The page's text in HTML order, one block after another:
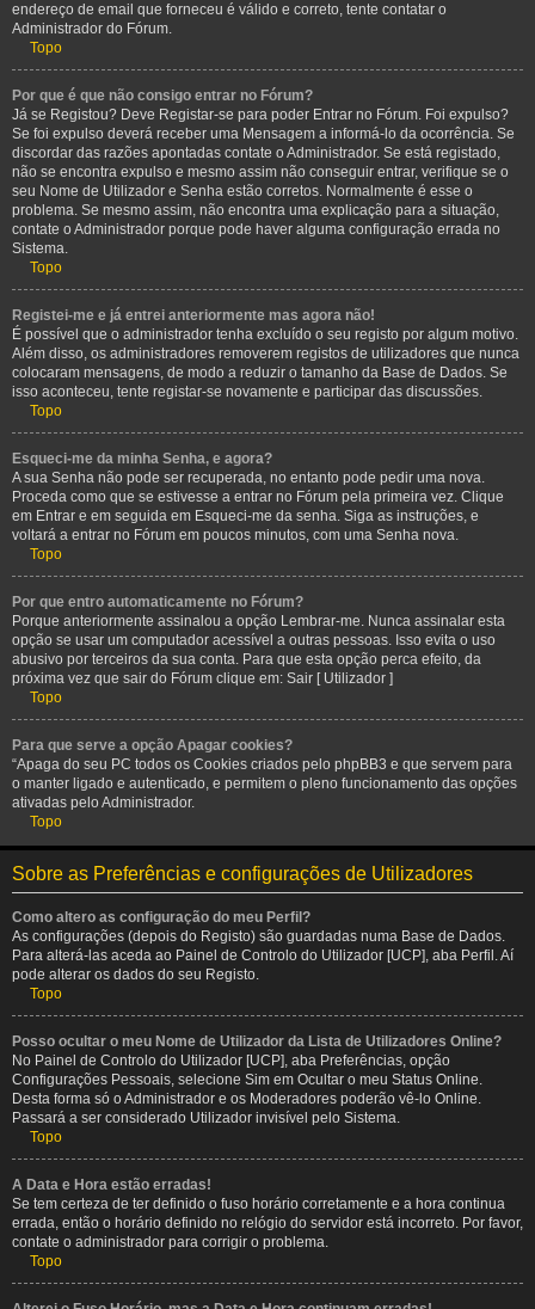
endereço de email que forneceu é válido e correto, tente contatar o
Administrador do Fórum.
Topo
Por que é que não consigo entrar no Fórum?
Já se Registou? Deve Registar-se para poder Entrar no Fórum. Foi expulso?
Se foi expulso deverá receber uma Mensagem a informá-lo da ocorrência. Se
discordar das razões apontadas contate o Administrador. Se está registado,
não se encontra expulso e mesmo assim não conseguir entrar, verifique se o
seu Nome de Utilizador e Senha estão corretos. Normalmente é esse o
problema. Se mesmo assim, não encontra uma explicação para a situação,
contate o Administrador porque pode haver alguma configuração errada no
Sistema.
Topo
Registei-me e já entrei anteriormente mas agora não!
É possível que o administrador tenha excluído o seu registo por algum motivo.
Além disso, os administradores removerem registos de utilizadores que nunca
colocaram mensagens, de modo a reduzir o tamanho da Base de Dados. Se
isso aconteceu, tente registar-se novamente e participar das discussões.
Topo
Esqueci-me da minha Senha, e agora?
A sua Senha não pode ser recuperada, no entanto pode pedir uma nova.
Proceda como que se estivesse a entrar no Fórum pela primeira vez. Clique
em Entrar e em seguida em Esqueci-me da senha. Siga as instruções, e
voltará a entrar no Fórum em poucos minutos, com uma Senha nova.
Topo
Por que entro automaticamente no Fórum?
Porque anteriormente assinalou a opção Lembrar-me. Nunca assinalar esta
opção se usar um computador acessível a outras pessoas. Isso evita o uso
abusivo por terceiros da sua conta. Para que esta opção perca efeito, da
próxima vez que sair do Fórum clique em: Sair [ Utilizador ]
Topo
Para que serve a opção Apagar cookies?
“Apaga do seu PC todos os Cookies criados pelo phpBB3 e que servem para
o manter ligado e autenticado, e permitem o pleno funcionamento das opções
ativadas pelo Administrador.
Topo
Sobre as Preferências e configurações de Utilizadores
Como altero as configuração do meu Perfil?
As configurações (depois do Registo) são guardadas numa Base de Dados.
Para alterá-las aceda ao Painel de Controlo do Utilizador [UCP], aba Perfil. Aí
pode alterar os dados do seu Registo.
Topo
Posso ocultar o meu Nome de Utilizador da Lista de Utilizadores Online?
No Painel de Controlo do Utilizador [UCP], aba Preferências, opção
Configurações Pessoais, selecione Sim em Ocultar o meu Status Online.
Desta forma só o Administrador e os Moderadores poderão vê-lo Online.
Passará a ser considerado Utilizador invisível pelo Sistema.
Topo
A Data e Hora estão erradas!
Se tem certeza de ter definido o fuso horário corretamente e a hora continua
errada, então o horário definido no relógio do servidor está incorreto. Por favor,
contate o administrador para corrigir o problema.
Topo